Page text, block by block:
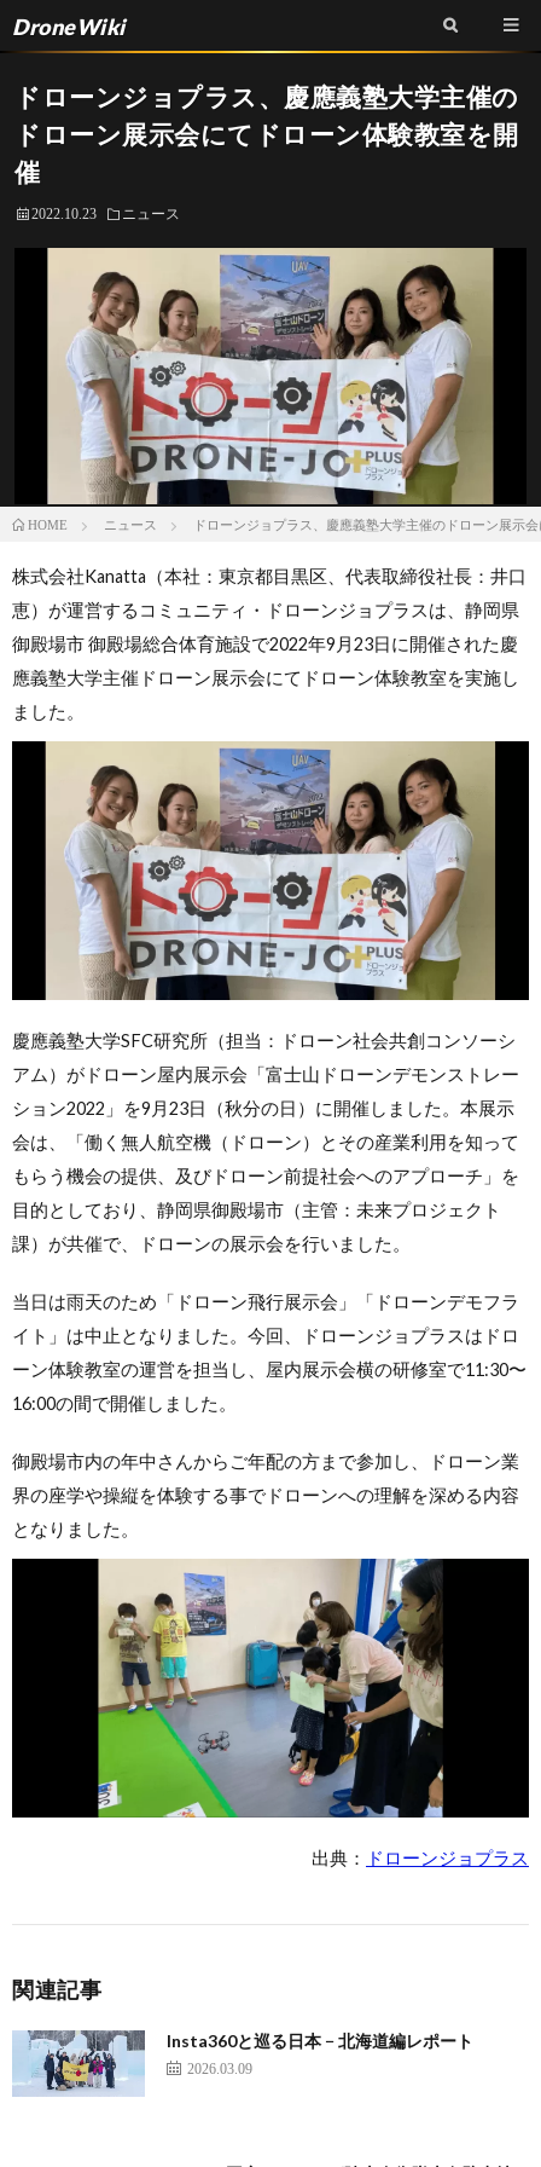
DroneWiki
ドローンジョプラス、慶應義塾大学主催の
ドローン展示会にてドローン体験教室を開
催
2022.10.23 ニュース
HOME ニュース ドローンジョプラス、慶應義塾大学主催のドローン展示
株式会社Kanatta（本社：東京都目黒区、代表取締役社長：井口
恵）が運営するコミュニティ・ドローンジョプラスは、静岡県
御殿場市 御殿場総合体育施設で2022年9月23日に開催された慶
應義塾大学主催ドローン展示会にてドローン体験教室を実施し
ました。
慶應義塾大学SFC研究所（担当：ドローン社会共創コンソーシ
アム）がドローン屋内展示会「富士山ドローンデモンストレー
ション2022」を9月23日（秋分の日）に開催しました。本展示
会は、「働く無人航空機（ドローン）とその産業利用を知って
もらう機会の提供、及びドローン前提社会へのアプローチ」を
目的としており、静岡県御殿場市（主管：未来プロジェクト
課）が共催で、ドローンの展示会を行いました。
当日は雨天のため「ドローン飛行展示会」「ドローンデモフラ
イト」は中止となりました。今回、ドローンジョプラスはドロ
ーン体験教室の運営を担当し、屋内展示会横の研修室で11:30〜
16:00の間で開催しました。
御殿場市内の年中さんからご年配の方まで参加し、ドローン業
界の座学や操縦を体験する事でドローンへの理解を深める内容
となりました。
出典： ドローンジョプラス
関連記事
Insta360と巡る日本 − 北海道編レポート
2026.03.09